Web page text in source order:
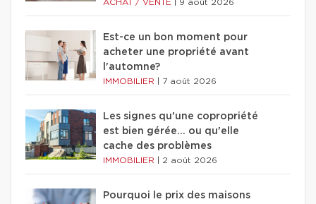
ACHAT / VENTE 9 août 2026
Est-ce un bon moment pour
acheter une propriété avant
l'automne?
IMMOBILIER 7 août 2026
Les signes qu'une copropriété
est bien gérée… ou qu'elle
cache des problèmes
IMMOBILIER 2 août 2026
Pourquoi le prix des maisons